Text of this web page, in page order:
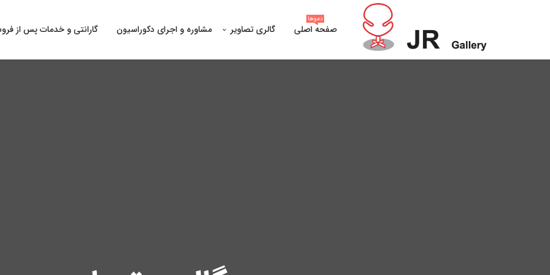
صفحه اصلی
دموها
گالری تصاویر مشاوره و اجرای دکوراسیون گارانتی و خدمات پس از